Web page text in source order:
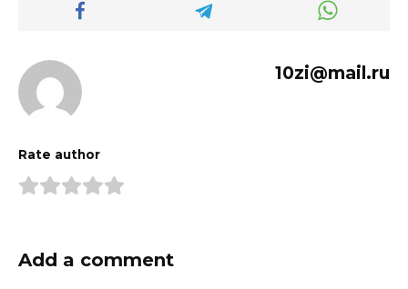
10zi@mail.ru
Rate author
Add a comment